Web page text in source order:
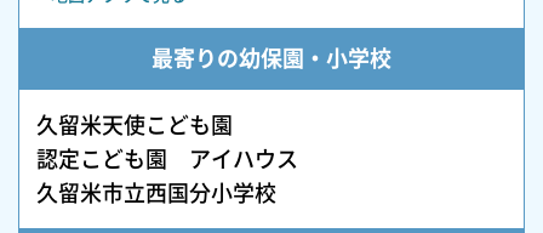
最寄りの幼保園・小学校
久留米天使こども園
認定こども園 アイハウス
久留米市立西国分小学校